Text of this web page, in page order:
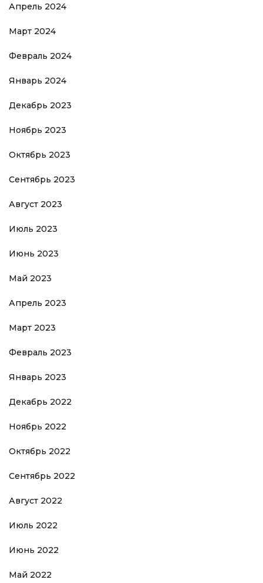
Апрель 2024
Март 2024
Февраль 2024
Январь 2024
Декабрь 2023
Ноябрь 2023
Октябрь 2023
Сентябрь 2023
Август 2023
Июль 2023
Июнь 2023
Май 2023
Апрель 2023
Март 2023
Февраль 2023
Январь 2023
Декабрь 2022
Ноябрь 2022
Октябрь 2022
Сентябрь 2022
Август 2022
Июль 2022
Июнь 2022
Май 2022